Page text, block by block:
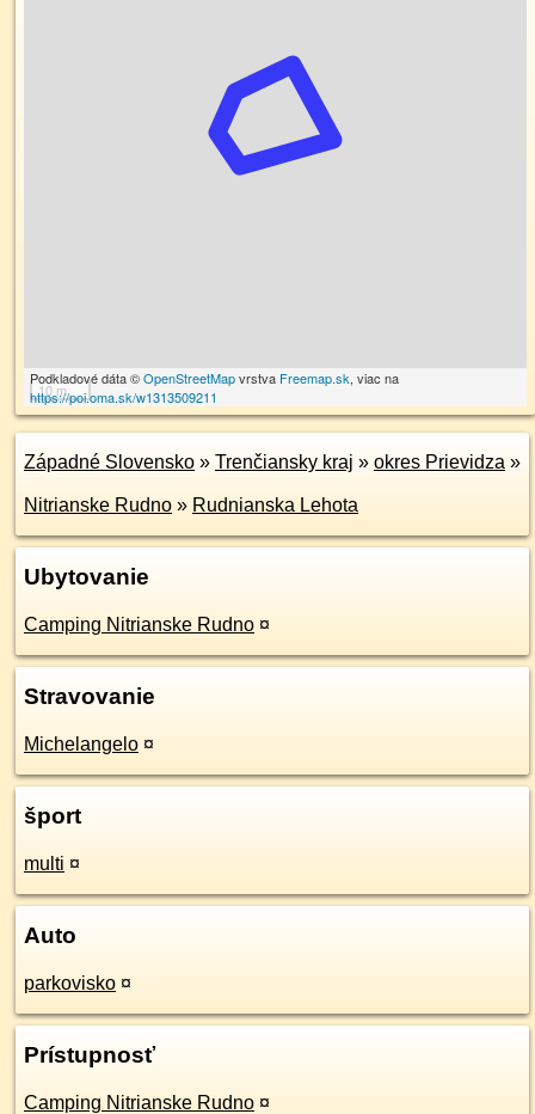
10 m
Podkladové dáta ©OpenStreetMapvrstva Freemap.sk, viac na
https://poi.oma.sk/w1313509211
Západné Slovensko » Trenčiansky kraj » okres Prievidza »
Nitrianske Rudno » Rudnianska Lehota
Ubytovanie
Camping Nitrianske Rudno ¤
Stravovanie
Michelangelo ¤
šport
multi ¤
Auto
parkovisko ¤
Prístupnosť
Camping Nitrianske Rudno ¤